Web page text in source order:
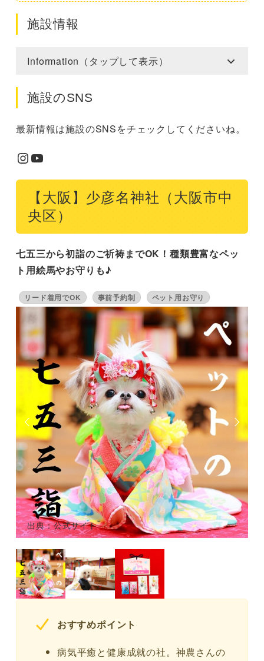
施設情報
Information（タップして表示）
施設のSNS
最新情報は施設のSNSをチェックしてくださいね。
Instagram
YouTube
【大阪】少彦名神社（大阪市中
央区）
七五三から初詣のご祈祷までOK！種類豊富なペッ
ト用絵馬やお守りも♪
リード着用でOK 事前予約制 ペット用お守り
出典：公式サイト
おすすめポイント
病気平癒と健康成就の社。神農さんの